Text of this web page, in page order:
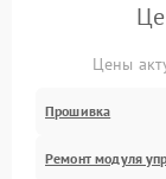
Цены
Прошивка
Ремонт модуля